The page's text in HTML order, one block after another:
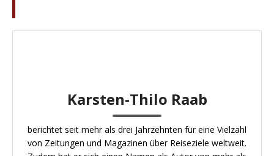
Karsten-Thilo Raab
berichtet seit mehr als drei Jahrzehnten für eine Vielzahl
von Zeitungen und Magazinen über Reiseziele weltweit.